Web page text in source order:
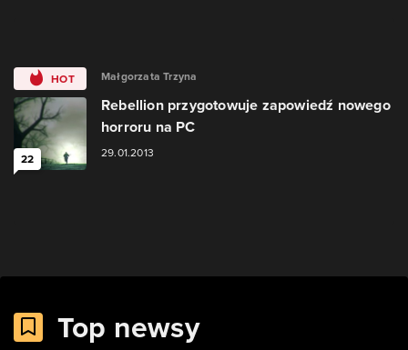
HOT
22
Małgorzata Trzyna
Rebellion przygotowuje zapowiedź nowego
horroru na PC
29.01.2013
Top newsy